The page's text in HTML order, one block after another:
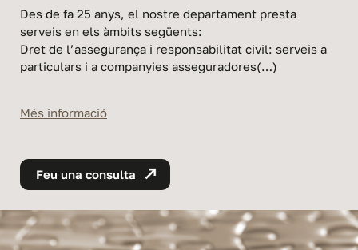
Des de fa 25 anys, el nostre departament presta
serveis en els àmbits següents:
Dret de l’assegurança i responsabilitat civil: serveis a
particulars i a companyies asseguradores(…)
Més informació
Feu una consulta